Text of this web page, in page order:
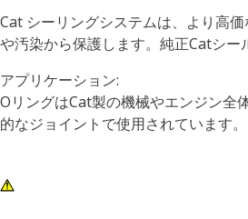
Cat シーリングシステムは、より高
や汚染から保護します。純正Catシー
アプリケーション:
OリングはCat製の機械やエンジン全
的なジョイントで使用されています。